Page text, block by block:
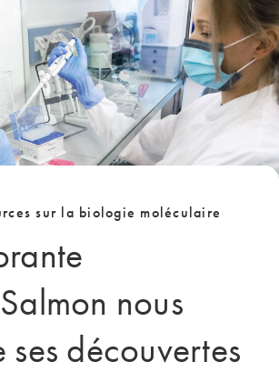
sur la biologie moléculaire
nous
découvertes